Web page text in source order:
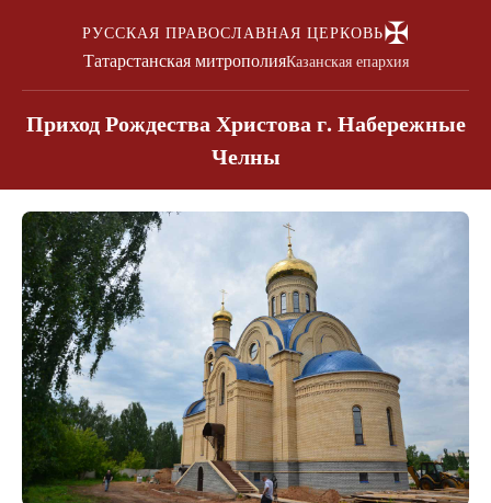
РУССКАЯ ПРАВОСЛАВНАЯ ЦЕРКОВЬ✠
Татарстанская митрополияКазанская епархия
Приход Рождества Христова г. Набережные
Челны